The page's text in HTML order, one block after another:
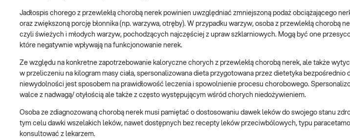
Jadłospis chorego z przewlekłą chorobą nerek powinien uwzględniać zmniejszoną podaż obciążającego
oraz zwiększoną porcję błonnika (np. warzywa, otręby). W przypadku warzyw, osoba z przewlekłą chorobą
czyli świeżych i młodych warzyw, pochodzących najczęściej z upraw szklarniowych. Mogą być one
które negatywnie wpływają na funkcjonowanie nerek.
Ze względu na konkretne zapotrzebowanie kaloryczne chorych z przewlekłą chorobą nerek, ale także
w przeliczeniu na kilogram masy ciała, spersonalizowana dieta przygotowana przez dietetyka bezpośrednio
niewydolności jest sposobem na prawidłowość leczenia i spowolnienie procesu chorobowego.
walce z nadwagą/ otyłością ale także z często występującym wśród chorych niedożywieniem.
Osoba ze zdiagnozowaną chorobą nerek musi pamiętać o dostosowaniu dawek leków do swojego stanu
tym celu dawki wszelakich leków, nawet dostępnych bez recepty leków przeciwbólowych, typu
konsultować z lekarzem.